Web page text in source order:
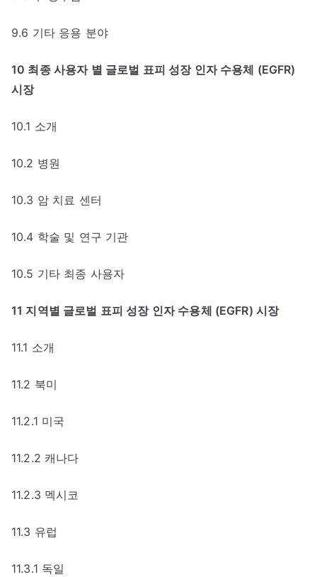
9.6 기타 응용 분야
10 최종 사용자 별 글로벌 표피 성장 인자 수용체 (EGFR)
시장
10.1 소개
10.2 병원
10.3 암 치료 센터
10.4 학술 및 연구 기관
10.5 기타 최종 사용자
11 지역별 글로벌 표피 성장 인자 수용체 (EGFR) 시장
11.1 소개
11.2 북미
11.2.1 미국
11.2.2 캐나다
11.2.3 멕시코
11.3 유럽
11.3.1 독일